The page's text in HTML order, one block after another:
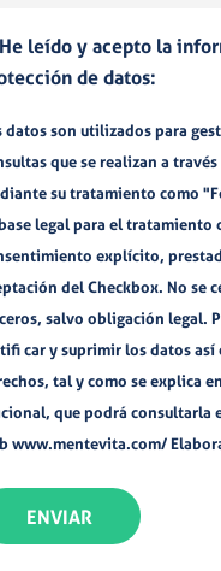
He leído y acepto la
de datos:
datos son utilizados para
que se realizan a
su tratamiento como
legal para el tratamiento
explícito,
del Checkbox. No se
salvo obligación legal.
car y suprimir los datos así
tal y como se explica
que podrá consultarla
www.mentevita.com/
ENVIAR